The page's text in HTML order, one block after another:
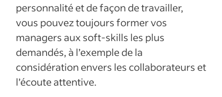
personnalité et de façon de travailler,
vous pouvez toujours former vos
managers aux soft-skills les plus
demandés, à l’exemple de la
considération envers les collaborateurs et
l’écoute attentive.